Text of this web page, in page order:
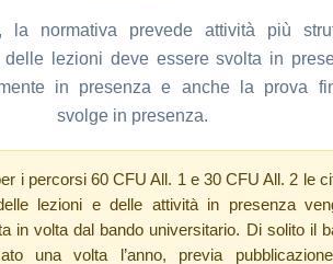
la normativa prevede attività più
lezioni deve essere svolta in
in presenza e anche la prova
svolge in presenza.
i percorsi 60 CFU All. 1 e 30 CFU All. 2 le
lezioni e delle attività in presenza
in volta dal bando universitario. Di solito il
una volta l’anno, previa